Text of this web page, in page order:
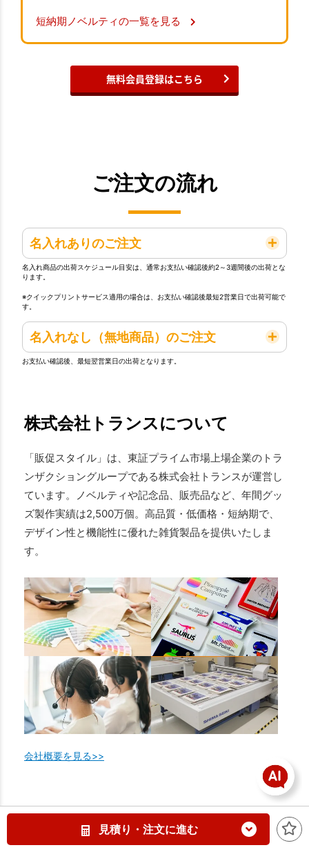
見積り・注文に進む
短納期ノベルティの一覧を見る
無料会員登録はこちら
ご注文の流れ
名入れありのご注文
名入れ商品の出荷スケジュール目安は、通常お支払い確認後約2～3週間後の出荷とな
ります。
※クイックプリントサービス適用の場合は、お支払い確認後最短2営業日で出荷可能で
す。
名入れなし（無地商品）のご注文
お支払い確認後、最短翌営業日の出荷となります。
株式会社トランスについて
「販促スタイル」は、東証プライム市場上場企業のトラ
ンザクショングループである株式会社トランスが運営し
ています。ノベルティや記念品、販売品など、年間グッ
ズ製作実績は2,500万個。高品質・低価格・短納期で、
デザイン性と機能性に優れた雑貨製品を提供いたしま
す。
会社概要を見る>>
販促スタイルは、バッグ・雑貨にオリジナルデザインを印刷し、企業向けの
オリジナルノベルティ・記念品・販促品が作成できるECサイトです。